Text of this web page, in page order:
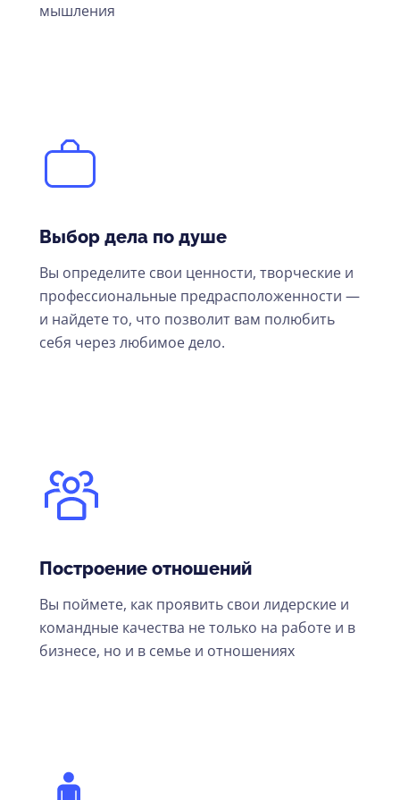
мышления
Выбор дела по душе
Вы определите свои ценности, творческие и
профессиональные предрасположенности —
и найдете то, что позволит вам полюбить
себя через любимое дело.
Построение отношений
Вы поймете, как проявить свои лидерские и
командные качества не только на работе и в
бизнесе, но и в семье и отношениях